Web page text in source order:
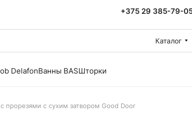
+375 29 385-79-
Каталог
DelafonВанны BASШторки
прорезями с сухим затвором Good Door